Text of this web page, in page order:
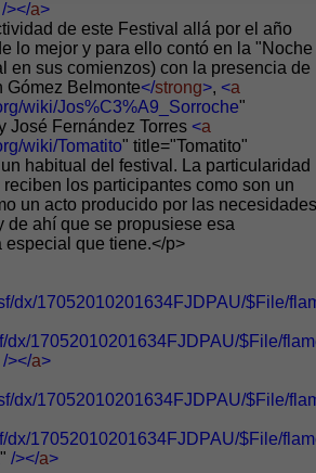
/></a>
de este Festival allá por el año
lo mejor y para ello contó en la "Noche
en sus comienzos) con la presencia de
Gómez Belmonte</strong>, <a
wiki/Jos%C3%A9_Sorroche"
José Fernández Torres <a
wiki/Tomatito" title="Tomatito"
habitual del festival. La particularidad
los participantes como son un
un acto producido por las necesidades
de ahí que se propusiese esa
que tiene.</p>
dx/17052010201634FJDPAU/$File/
17052010201634FJDPAU/$File/
/></a>
dx/17052010201634FJDPAU/$File/
17052010201634FJDPAU/$File/
" /></a>